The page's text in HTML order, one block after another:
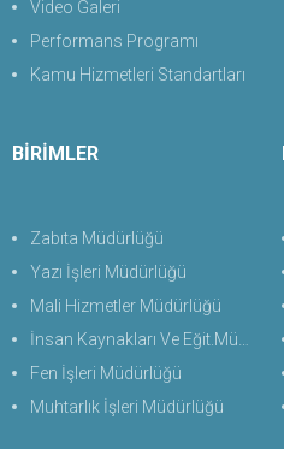
Video Galeri
Performans Programı
Kamu Hizmetleri Standartları
BİRİMLER
Zabıta Müdürlüğü
Yazı İşleri Müdürlüğü
Mali Hizmetler Müdürlüğü
İnsan Kaynakları Ve Eğit.Müdürlüğü
Fen İşleri Müdürlüğü
Muhtarlık İşleri Müdürlüğü